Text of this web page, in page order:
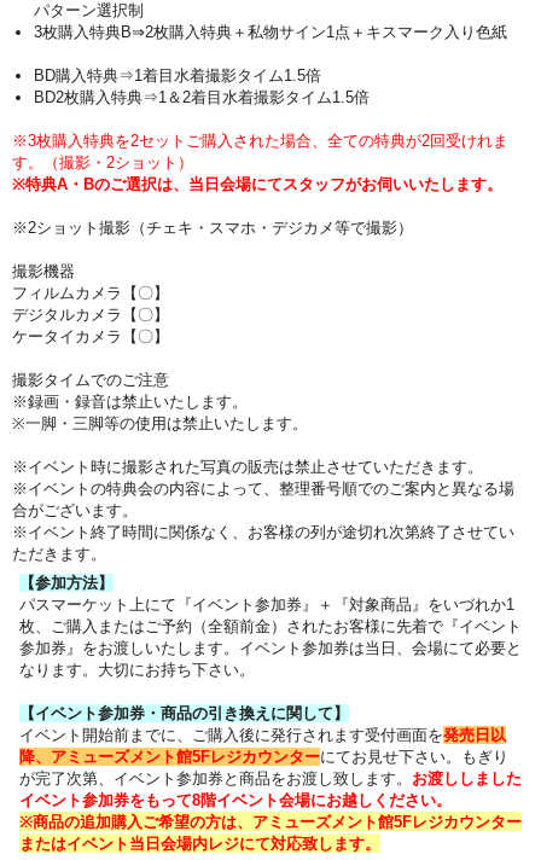
パターン選択制
3枚購入特典B⇒2枚購入特典 ＋私物サイン1点 ＋キスマーク入り色紙
BD購入特典⇒1着目水着撮影タイム1.5倍
BD2枚購入特典⇒1＆2着目水着撮影タイム1.5倍
※3枚購入特典を2セットご購入された場合、全ての特典が2回受けれま
す。（撮影・2ショット）
※特典A・Bのご選択は、当日会場にてスタッフがお伺いいたします。
※2ショット撮影（チェキ・スマホ・デジカメ等で撮影）
撮影機器
フィルムカメラ【〇】
デジタルカメラ【〇】
ケータイカメラ【〇】
撮影タイムでのご注意
※録画・録音は禁止いたします。
※一脚・三脚等の使用は禁止いたします。
※イベント時に撮影された写真の販売は禁止させていただきます。
※イベントの特典会の内容によって、整理番号順でのご案内と異なる場
合がございます。
※イベント終了時間に関係なく、お客様の列が途切れ次第終了させてい
ただきます。
【参加方法】
パスマーケット上にて『イベント参加券』＋『対象商品』をいづれか1
枚、ご購入またはご予約（全額前金）されたお客様に先着で『イベント
参加券』をお渡しいたします。イベント参加券は当日、会場にて必要と
なります。大切にお持ち下さい。
【イベント参加券・商品の引き換えに関して】
イベント開始前までに、ご購入後に発行されます受付画面を発売日以
降、アミューズメント館5Fレジカウンターにてお見せ下さい。もぎり
が完了次第、イベント参加券と商品をお渡し致します。 お渡ししました
イベント参加券をもって8階イベント会場にお越しください。
※商品の追加購入ご希望の方は、 アミューズメント館5Fレジカウンター
またはイベント当日会場内レジにて対応致します。